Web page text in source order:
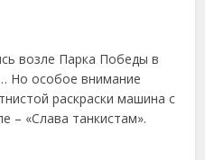
возле Парка Победы в
Но особое внимание
раскраски машина с
– «Слава танкистам».